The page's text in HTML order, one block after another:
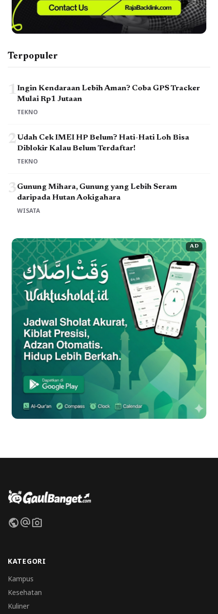
Terpopuler
1Ingin Kendaraan Lebih Aman? Coba GPS Tracker
Mulai Rp1 Jutaan
TEKNO
2Udah Cek IMEI HP Belum? Hati-Hati Loh Bisa
Diblokir Kalau Belum Terdaftar!
TEKNO
3Gunung Mihara, Gunung yang Lebih Seram
daripada Hutan Aokigahara
WISATA
AD
publicalternate_emailphoto_camera
KATEGORI
Kampus
Kesehatan
Kuliner